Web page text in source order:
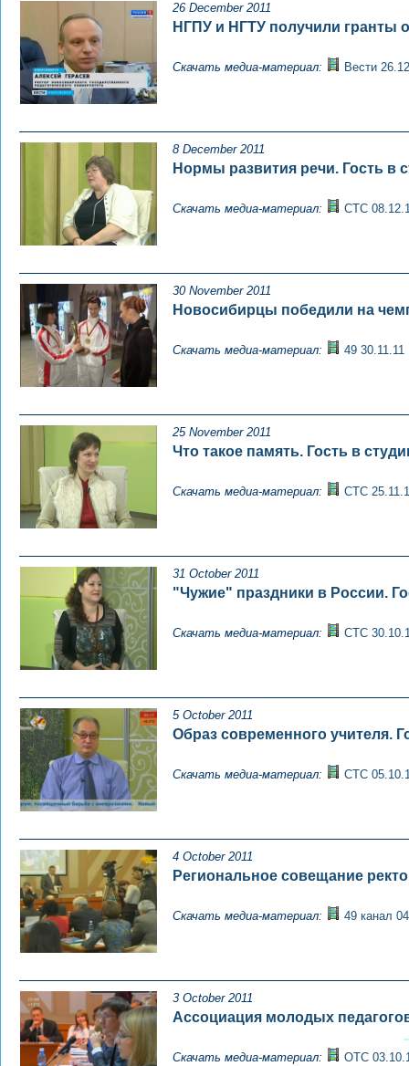
26 December 2011
НГПУ и НГТУ получили гранты
Скачать медиа-материал: Вести
8 December 2011
Нормы развития речи. Гость в
Скачать медиа-материал: СТС
30 November 2011
Новосибирцы победили на
Скачать медиа-материал: 49 30.11.11
25 November 2011
Что такое память. Гость в
Скачать медиа-материал: СТС
31 October 2011
"Чужие" праздники в России.
Скачать медиа-материал: СТС
5 October 2011
Образ современного учителя.
Скачать медиа-материал: СТС
4 October 2011
Региональное совещание
Скачать медиа-материал: 49 канал
3 October 2011
Ассоциация молодых
Скачать медиа-материал: ОТС